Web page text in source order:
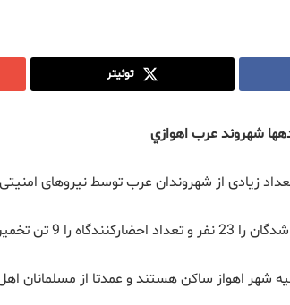
توئیتر
شهروند عرب اهوازي
9 تن تخمین زده اند.
شهر اهواز ساکن هستند و عمدتا از مسلمانان